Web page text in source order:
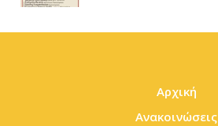
Αρχική
Ανακοινώσεις